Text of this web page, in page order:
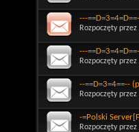
---
Rozpoczęty przez
---
Rozpoczęty przez
--==D=3=4==--
Rozpoczęty przez
-=Polski
Rozpoczęty przez